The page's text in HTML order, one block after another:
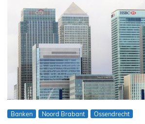
Banken Noord Brabant Ossendrecht